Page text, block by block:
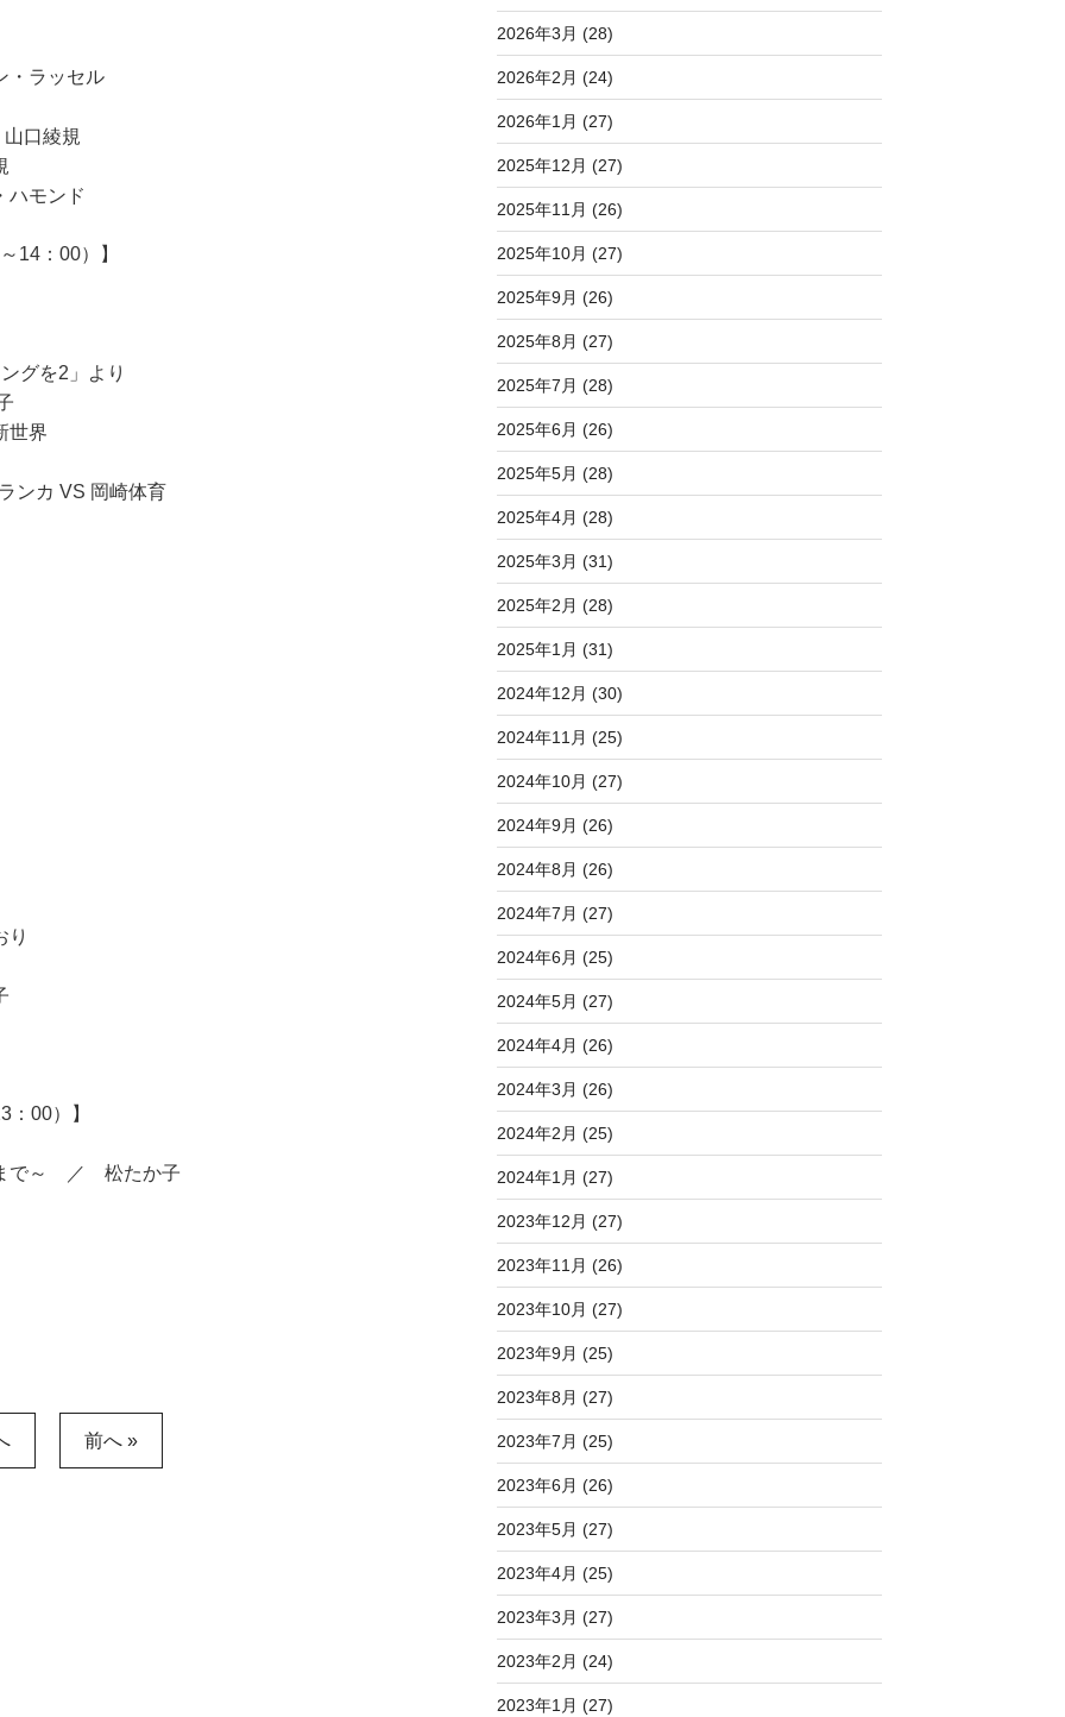
ラッセル
口綾規
モンド
14：00）】
を2」より
界
カ VS 岡崎体育
00）】
で～ ／ 松たか子
前へ »
2026年3月 (28)
2026年2月 (24)
2026年1月 (27)
2025年12月 (27)
2025年11月 (26)
2025年10月 (27)
2025年9月 (26)
2025年8月 (27)
2025年7月 (28)
2025年6月 (26)
2025年5月 (28)
2025年4月 (28)
2025年3月 (31)
2025年2月 (28)
2025年1月 (31)
2024年12月 (30)
2024年11月 (25)
2024年10月 (27)
2024年9月 (26)
2024年8月 (26)
2024年7月 (27)
2024年6月 (25)
2024年5月 (27)
2024年4月 (26)
2024年3月 (26)
2024年2月 (25)
2024年1月 (27)
2023年12月 (27)
2023年11月 (26)
2023年10月 (27)
2023年9月 (25)
2023年8月 (27)
2023年7月 (25)
2023年6月 (26)
2023年5月 (27)
2023年4月 (25)
2023年3月 (27)
2023年2月 (24)
2023年1月 (27)